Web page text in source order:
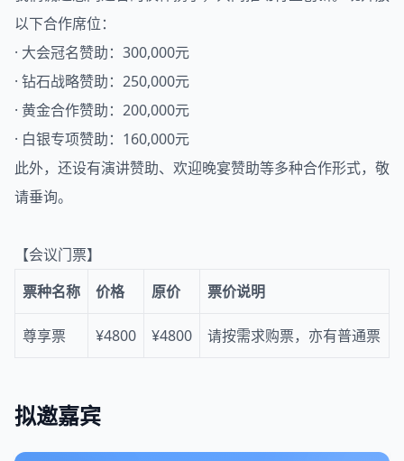
以下合作席位：
· 大会冠名赞助：300,000元
· 钻石战略赞助：250,000元
· 黄金合作赞助：200,000元
· 白银专项赞助：160,000元
此外，还设有演讲赞助、欢迎晚宴赞助等多种合作形式，敬
请垂询。
【会议门票】
票种名称
价格 原价 票价说明
尊享票 ¥4800 ¥4800 请按需求购票，亦有普通票
拟邀嘉宾